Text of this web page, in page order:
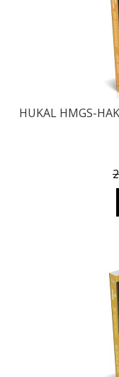
HUKAL HMGS-